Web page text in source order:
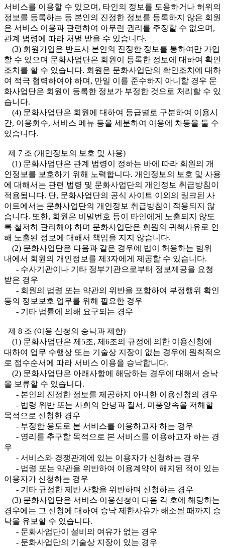
서비스를 이용할 수 있으며, 타인의 정보를 도용하거나 허위의
정보를 등록하는 등 본인의 진정한 정보를 등록하지 않은 회원
은 서비스 이용과 관련하여 아무런 권리를 주장할 수 없으며,
관계 법령에 따라 처벌 받을 수 있습니다.
(3) 회원가입은 반드시 본인의 진정한 정보를 통하여만 가입
할 수 있으며 문화사업단은 회원이 등록한 정보에 대하여 확인
조치를 할 수 있습니다. 회원은 문화사업단의 확인조치에 대하
여 적극 협력하여야 하며, 만일 이를 준수하지 아니할 경우 문
화사업단은 회원이 등록한 정보가 부정한 것으로 처리할 수 있
습니다.
(4) 문화사업단은 회원에 대하여 등급별로 구분하여 이용시
간, 이용회수, 서비스 메뉴 등을 세분하여 이용에 차등을 둘 수
있습니다.
제 7 조 (개인정보의 보호 및 사용)
(1) 문화사업단은 관계 법령이 정하는 바에 따라 회원의 개
인정보를 보호하기 위해 노력합니다. 개인정보의 보호 및 사용
에 대해서는 관련 법령 및 문화사업단의 개인정보 취급방침이
적용됩니다. 단, 문화사업단의 공식 사이트 이외의 링크된 사
이트에서는 문화사업단의 개인정보 취급방침이 적용되지 않
습니다. 또한, 회원은 비밀번호 등이 타인에게 노출되지 않도
록 철저히 관리해야 하며 문화사업단은 회원의 귀책사유로 인
해 노출된 정보에 대해서 책임을 지지 않습니다.
(2) 문화사업단은 다음과 같은 경우에 법이 허용하는 범위
내에서 회원의 개인정보를 제3자에게 제공할 수 있습니다.
- 수사기관이나 기타 정부기관으로부터 정보제공을 요청
받은 경우
- 회원의 법령 또는 약관의 위반을 포함하여 부정행위 확인
등의 정보보호 업무를 위해 필요한 경우
- 기타 법률에 의해 요구되는 경우
제 8 조 (이용 신청의 승낙과 제한)
(1) 문화사업단은 제5조, 제6조의 규정에 의한 이용신청에
대하여 업무 수행상 또는 기술상 지장이 없는 경우에 원칙적으
로 접수순서에 따라 서비스 이용을 승낙합니다.
(2) 문화사업단은 아래사항에 해당하는 경우에 대해서 승낙
을 보류할 수 있습니다.
- 본인의 진정한 정보를 제공하지 아니한 이용신청의 경우
- 법령 위반 또는 사회의 안녕과 질서, 미풍양속을 저해할
목적으로 신청한 경우
- 부정한 용도로 본 서비스를 이용하고자 하는 경우
- 영리를 추구할 목적으로 본 서비스를 이용하고자 하는 경
우
- 서비스와 경쟁관계에 있는 이용자가 신청하는 경우
- 법령 또는 약관을 위반하여 이용계약이 해지된 적이 있는
이용자가 신청하는 경우
- 기타 규정한 제반 사항을 위반하며 신청하는 경우
(3) 문화사업단은 서비스 이용신청이 다음 각 호에 해당하는
경우에는 그 신청에 대하여 승낙 제한사유가 해소될 때까지 승
낙을 유보할 수 있습니다.
- 문화사업단이 설비의 여유가 없는 경우
- 문화사업단의 기술상 지장이 있는 경우